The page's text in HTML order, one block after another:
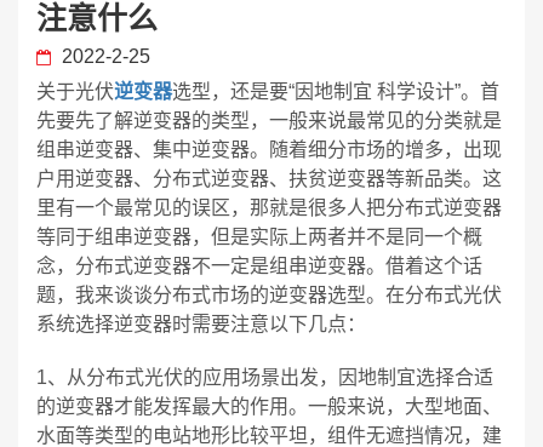
注意什么
2022-2-25
关于光伏逆变器选型，还是要“因地制宜 科学设计”。首
先要先了解逆变器的类型，一般来说最常见的分类就是
组串逆变器、集中逆变器。随着细分市场的增多，出现
户用逆变器、分布式逆变器、扶贫逆变器等新品类。这
里有一个最常见的误区，那就是很多人把分布式逆变器
等同于组串逆变器，但是实际上两者并不是同一个概
念，分布式逆变器不一定是组串逆变器。借着这个话
题，我来谈谈分布式市场的逆变器选型。在分布式光伏
系统选择逆变器时需要注意以下几点：
1、从分布式光伏的应用场景出发，因地制宜选择合适
的逆变器才能发挥最大的作用。一般来说，大型地面、
水面等类型的电站地形比较平坦，组件无遮挡情况，建